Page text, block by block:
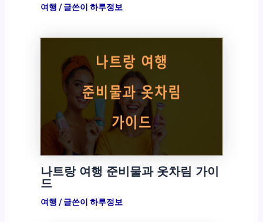
여행 / 글쓴이 하루정보
나트랑 여행 준비물과 옷차림 가이
드
여행 / 글쓴이 하루정보